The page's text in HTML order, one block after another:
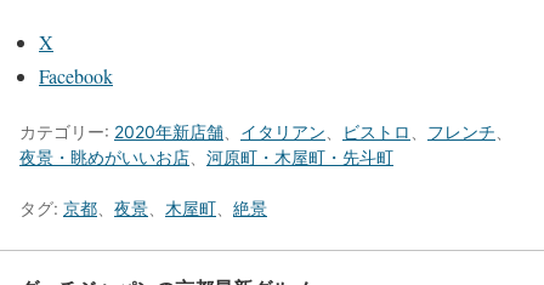
X
Facebook
カテゴリー: 2020年新店舗 イタリアン ビストロ フレンチ
夜景・眺めがいいお店
河原町・木屋町・先斗町
タグ: 京都 夜景 木屋町 絶景